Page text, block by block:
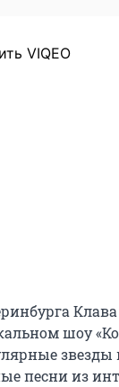
VIQEO
шоу
звезды
песни из